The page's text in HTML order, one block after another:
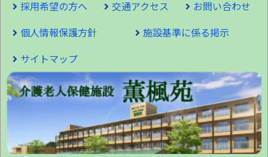
採用希望の方へ
交通アクセス
お問い合わせ
個人情報保護方針
施設基準に係る掲示
サイトマップ